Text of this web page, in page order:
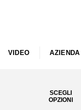
VIDEO AZIENDA
SCEGLI
OPZIONI